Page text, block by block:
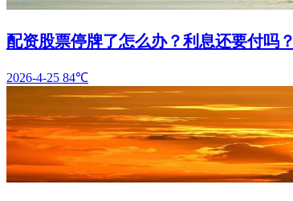
配资股票停牌了怎么办？利息还要付吗？
2026-4-25 84℃